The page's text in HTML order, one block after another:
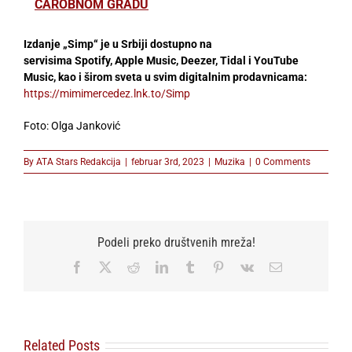
ČAROBNOM GRADU
Izdanje „Simp“ je u Srbiji dostupno na
servisima Spotify, Apple Music, Deezer, Tidal i YouTube
Music, kao i širom sveta u svim digitalnim prodavnicama:
https://mimimercedez.lnk.to/Simp
Foto: Olga Janković
By ATA Stars Redakcija | februar 3rd, 2023 | Muzika | 0 Comments
Podeli preko društvenih mreža!
Facebook RedditLinkedInTumblr Pinterest
Vk Email
Related Posts